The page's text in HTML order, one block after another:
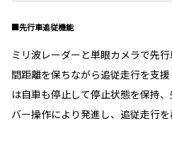
■先行車追従機能
ミリ波レーダーと単眼カメラで先
間距離を保ちながら追従走行を支
は自車も停止して停止状態を保持
バー操作により発進し、追従走行を